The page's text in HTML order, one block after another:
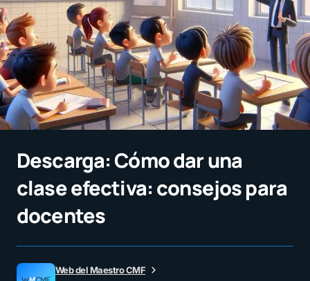
Descarga: Cómo dar una
clase efectiva: consejos para
docentes
Web del Maestro CMF